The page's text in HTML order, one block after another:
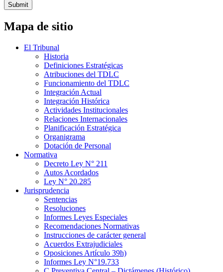
Submit
Mapa de sitio
El Tribunal
Historia
Definiciones Estratégicas
Atribuciones del TDLC
Funcionamiento del TDLC
Integración Actual
Integración Histórica
Actividades Institucionales
Relaciones Internacionales
Planificación Estratégica
Organigrama
Dotación de Personal
Normativa
Decreto Ley N° 211
Autos Acordados
Ley N° 20.285
Jurisprudencia
Sentencias
Resoluciones
Informes Leyes Especiales
Recomendaciones Normativas
Instrucciones de carácter general
Acuerdos Extrajudiciales
Oposiciones Artículo 39h)
Informes Ley N°19.733